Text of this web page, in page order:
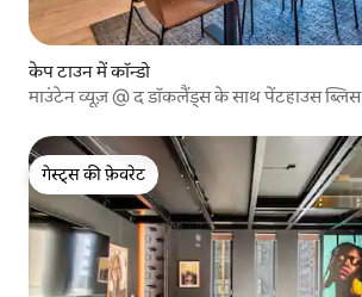
केप टाउन में कॉन्डो
माउंटेन व्यूज़ @ द डॉकलैंड्स के साथ पेंटहाउस ब्लिस
गेस्ट्स की फ़ेवरेट
गेस्ट्स की फ़ेवरेट